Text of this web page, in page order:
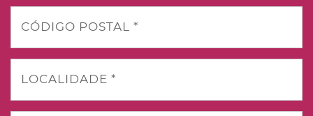
CÓDIGO POSTAL *
LOCALIDADE *